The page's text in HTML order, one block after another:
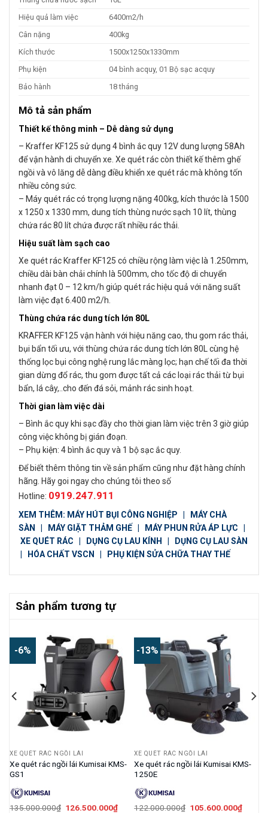
Hiệu quả làm việc
6400m2/h
Cân nặng
400kg
Kích thước
1500x1250x1330mm
Phụ kiện
04 bình acquy, 01 Bộ sạc acquy
Bảo hành
18 tháng
Mô tả sản phẩm
Thiết kế thông minh – Dễ dàng sử dụng
– Kraffer KF125 sử dụng 4 bình ắc quy 12V dung lượng 58Ah
để vận hành di chuyển xe. Xe quét rác còn thiết kế thêm ghế
ngồi và vô lăng dễ dàng điều khiển xe quét rác mà không tốn
nhiều công sức.
– Máy quét rác có trọng lượng nặng 400kg, kích thước là 1500
x 1250 x 1330 mm, dung tích thùng nước sạch 10 lít, thùng
chứa rác 80 lít chứa được rất nhiều rác thải.
Hiệu suất làm sạch cao
Xe quét rác Kraffer KF125 có chiều rộng làm việc là 1.250mm,
chiều dài bàn chải chính là 500mm, cho tốc độ di chuyển
nhanh đạt 0 – 12 km/h giúp quét rác hiệu quả với năng suất
làm việc đạt 6.400 m2/h.
Thùng chứa rác dung tích lớn 80L
KRAFFER KF125 vận hành với hiệu năng cao, thu gom rác thải,
bụi bẩn tối ưu, với thùng chứa rác dung tích lớn 80L cùng hệ
thống lọc bụi công nghệ rung lắc màng lọc; hạn chế tối đa thời
gian dừng đổ rác, thu gom được tất cả các loại rác thải từ bụi
bẩn, lá cây,..cho đến đá sỏi, mảnh rác sinh hoạt.
Thời gian làm việc dài
– Bình ắc quy khi sạc đầy cho thời gian làm việc trên 3 giờ giúp
công việc không bị gián đoạn.
– Phụ kiện: 4 bình ắc quy và 1 bộ sạc ắc quy.
Để biết thêm thông tin về sản phẩm cũng như đặt hàng chính
hãng. Hãy goi ngay cho chúng tôi theo số
Hotline: 0919.247.911
XEM THÊM: MÁY HÚT BỤI CÔNG NGHIỆP | MÁY CHÀ
SÀN
| MÁY GIẶT THẢM GHẾ | MÁY PHUN RỬA ÁP LỰC
|
XE QUÉT RÁC
| DỤNG CỤ LAU KÍNH | DỤNG CỤ LAU SÀN
| HÓA CHẤT VSCN | PHỤ KIỆN SỬA CHỮA THAY THẾ
Sản phẩm tương tự
-6%
XE QUÉT RÁC NGỒI LÁI
Xe quét rác ngồi lái Kumisai KMS-
GS1
135.000.000₫ Giá
126.500.000₫Giá
-13%
XE QUÉT RÁC NGỒI LÁI
Xe quét rác ngồi lái Kumisai KMS-
1250E
122.000.000₫ Giá
105.600.000₫Giá